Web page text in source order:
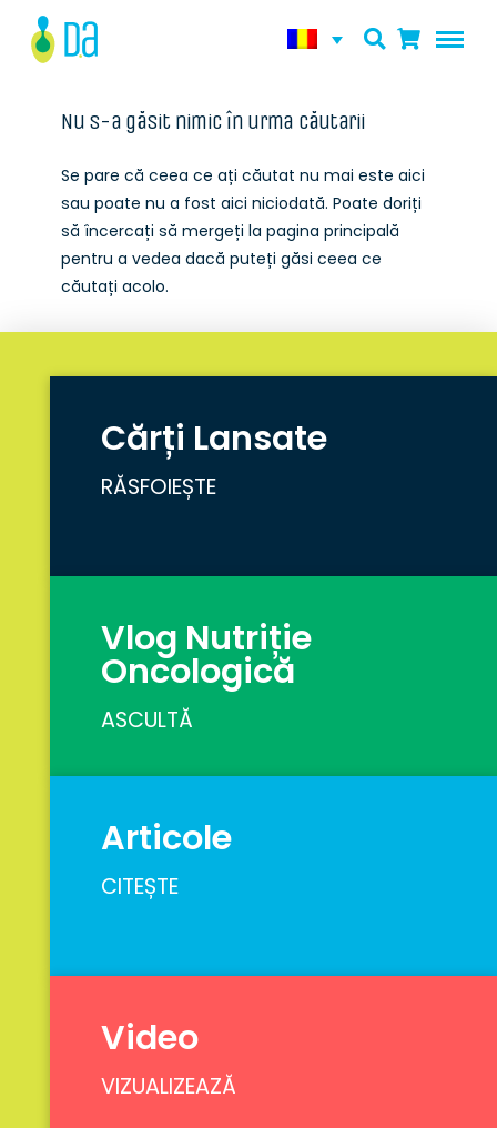
Nu s-a găsit nimic în urma căutarii
Se pare că ceea ce ați căutat nu mai este aici
sau poate nu a fost aici niciodată. Poate doriți
să încercați să mergeți la pagina principală
pentru a vedea dacă puteți găsi ceea ce
căutați acolo.
Cărți Lansate
RĂSFOIEȘTE
Vlog Nutriție
Oncologică
ASCULTĂ
Articole
CITEȘTE
Video
VIZUALIZEAZĂ